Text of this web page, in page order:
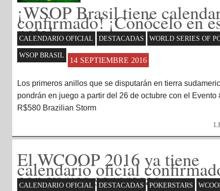
¡WSOP Brasil tiene
confirmado! ¡Conócelo en
nota!
CALENDARIO OFICIAL DESTACADAS WORLD SERIES OF
WSOP BRASIL
14 SEPTIEMBRE 2016
Los primeros anillos que se disputarán en tierra
pondrán en juego a partir del 26 de octubre con el Evento
R$580 Brazilian Storm
El WCOOP 2016 ya tiene
calendario oficial
con varias sorpresas
CALENDARIO OFICIAL DESTACADAS POKERSTARS